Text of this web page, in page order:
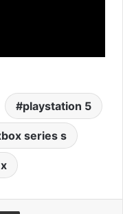
playstation 5
series s